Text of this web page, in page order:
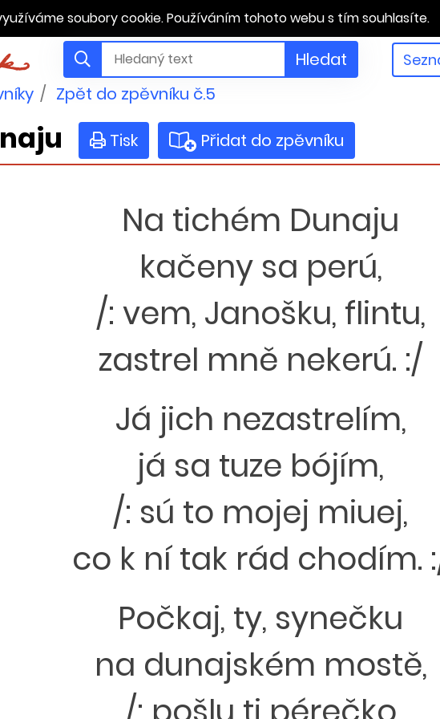
soubory cookie. Používáním tohoto webu s tím souhlasíte.
Hledat
Zpět do zpěvníku č.5
Tisk Přidat do zpěvníku
Na tichém Dunaju
kačeny sa perú,
/: vem, Janošku, flintu,
zastrel mně nekerú. :/
Já jich nezastrelím,
já sa tuze bójím,
/: sú to mojej miuej,
co k ní tak rád chodím.
Počkaj, ty, synečku
na dunajském mostě,